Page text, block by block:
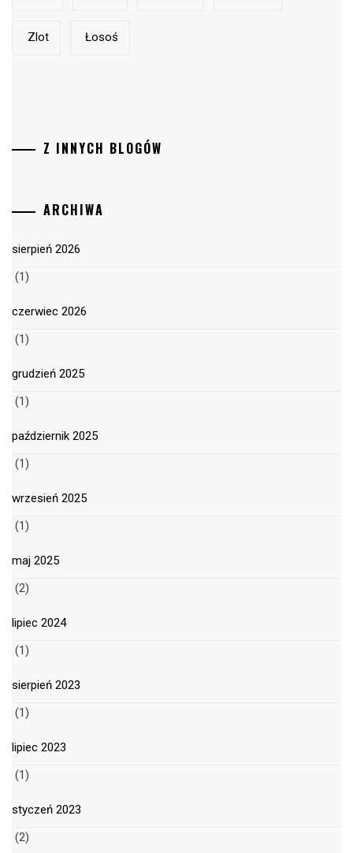
Zlot Łosoś
Z INNYCH BLOGÓW
ARCHIWA
sierpień 2026
(1)
czerwiec 2026
(1)
grudzień 2025
(1)
październik 2025
(1)
wrzesień 2025
(1)
maj 2025
(2)
lipiec 2024
(1)
sierpień 2023
(1)
lipiec 2023
(1)
styczeń 2023
(2)